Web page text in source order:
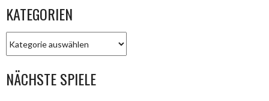
KATEGORIEN
NÄCHSTE SPIELE